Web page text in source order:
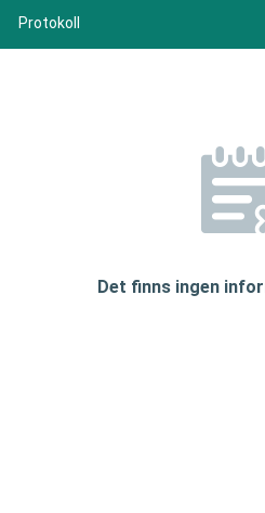
Protokoll
Det finns ingen